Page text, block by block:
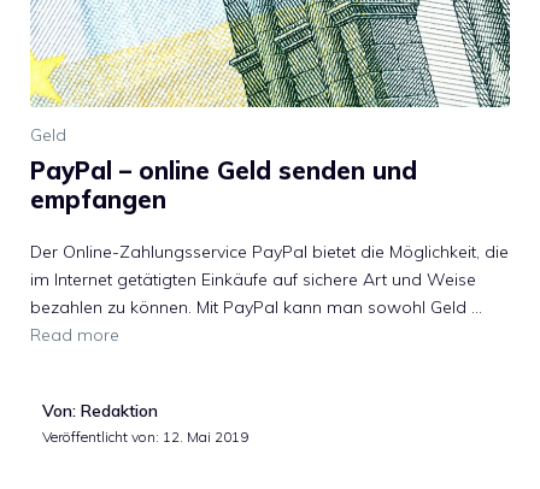
Geld
PayPal – online Geld senden und
empfangen
Der Online-Zahlungsservice PayPal bietet die Möglichkeit, die
im Internet getätigten Einkäufe auf sichere Art und Weise
bezahlen zu können. Mit PayPal kann man sowohl Geld …
Read more
Von: Redaktion
Veröffentlicht von: 12. Mai 2019